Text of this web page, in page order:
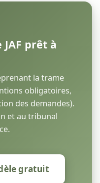
prêt à
la trame
obligatoires,
des demandes).
et au tribunal
gratuit